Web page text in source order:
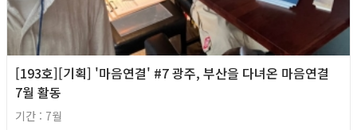
[193호][기획] '마음연결' #7 광주, 부산을 다녀온 마음연결
7월 활동
기간 : 7월